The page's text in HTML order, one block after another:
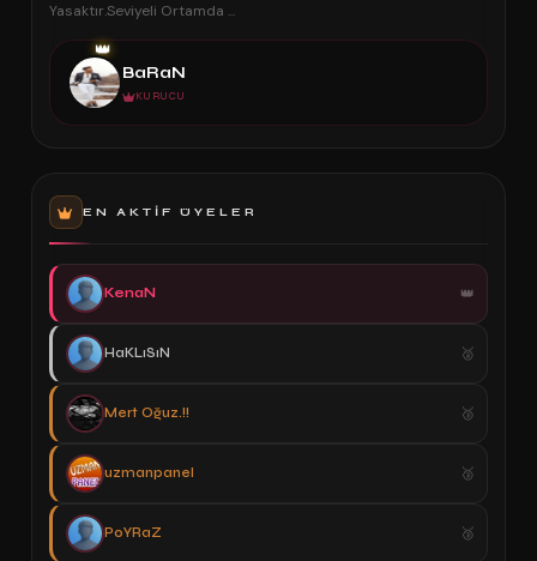
Yasaktır.Seviyeli Ortamda ...
👑
BaRaN
KURUCU
EN AKTIF ÜYELER
KenaN
HaKLıSıN
Mert Oğuz.!!
uzmanpanel
PoYRaZ